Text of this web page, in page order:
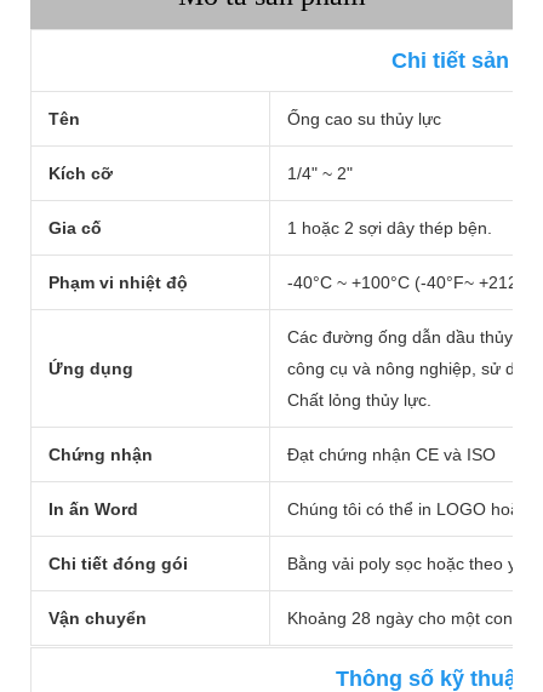
Chi tiết sản
Tên Ống cao su thủy lực
Kích cỡ 1/4" ~ 2"
Gia cố 1 hoặc 2 sợi dây thép bện.
Phạm vi nhiệt độ -40°C ~ +100°C (-40°F~ +212°F)
Ứng dụng
Các đường ống dẫn dầu thủy
công cụ và nông nghiệp, sử
Chất lỏng thủy lực.
Chứng nhận Đạt chứng nhận CE và ISO
In ấn Word Chúng tôi có thể in LOGO hoặc
Chi tiết đóng gói Bằng vải poly sọc hoặc theo yêu
Vận chuyển Khoảng 28 ngày cho một
Thông số kỹ thuật